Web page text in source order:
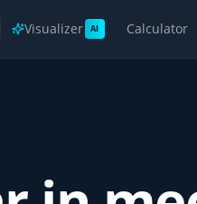
Visualizer AI Calculator